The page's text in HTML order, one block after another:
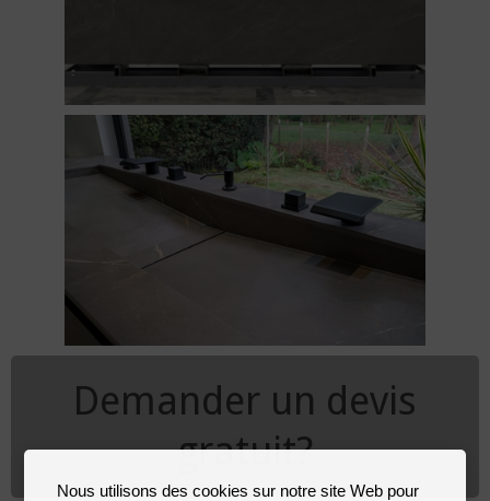
Demander un devis
gratuit?
Nous utilisons des cookies sur notre site Web pour